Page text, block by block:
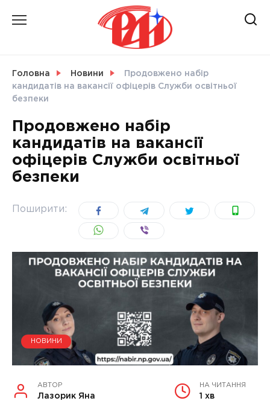
СВІТ
УКРАЇНА
Головна Новини
Продовжено набір
кандидатів на вакансії офіцерів Служби освітньої
безпеки
Продовжено набір
кандидатів на вакансії
офіцерів Служби освітньої
безпеки
Поширити:
НОВИНИ
АВТОР
Лазорик Яна
НА ЧИТАННЯ
1 хв